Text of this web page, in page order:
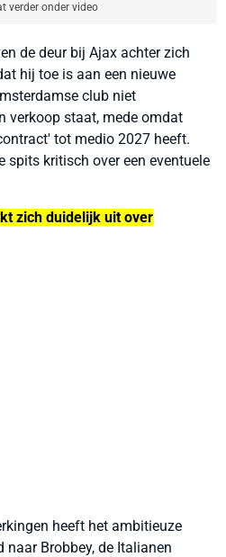
verder onder video
de deur bij Ajax achter zich
hij toe is aan een nieuwe
club niet
verkoop staat, mede omdat
tot medio 2027 heeft.
spits kritisch over een eventuele
zich duidelijk uit over
heeft het ambitieuze
Brobbey, de Italianen